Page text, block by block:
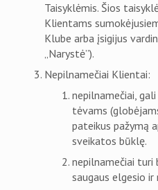
Taisyklėmis. Šios
Klientams
Klube arba įsigijus
„Narystė”).
Nepilnamečiai Klientai:
nepilnamečiai,
tėvams
pateikus pažymą
sveikatos būklę.
nepilnamečiai turi
saugaus elgesio